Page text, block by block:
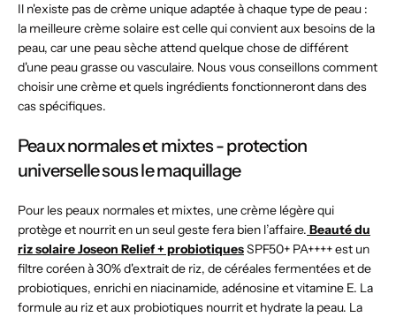
Il n'existe pas de crème unique adaptée à chaque type de peau :
la meilleure crème solaire est celle qui convient aux besoins de la
peau, car une peau sèche attend quelque chose de différent
d'une peau grasse ou vasculaire. Nous vous conseillons comment
choisir une crème et quels ingrédients fonctionneront dans des
cas spécifiques.
Peaux normales et mixtes - protection
universelle sous le maquillage
Pour les peaux normales et mixtes, une crème légère qui
protège et nourrit en un seul geste fera bien l’affaire. Beauté du
riz solaire Joseon Relief + probiotiquesSPF50+ PA++++ est un
filtre coréen à 30% d'extrait de riz, de céréales fermentées et de
probiotiques, enrichi en niacinamide, adénosine et vitamine E. La
formule au riz et aux probiotiques nourrit et hydrate la peau. La